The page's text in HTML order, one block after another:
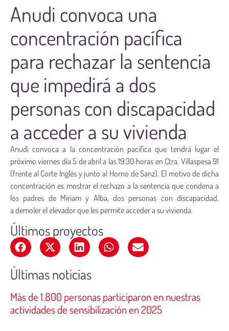
Anudi convoca una
concentración pacífica
para rechazar la sentencia
que impedirá a dos
personas con discapacidad
a acceder a su vivienda
Anudi convoca a la concentración pacifica que tendrá lugar el
próximo viernes día 5 de abril a las 19:30 horas en Ctra. Villaspesa 91
(frente al Corte Inglés y junto al Horno de Sanz). El motivo de dicha
concentración es mostrar el rechazo a la sentencia que condena a
los padres de Miriam y Alba, dos personas con discapacidad,
a demoler el elevador que les permite acceder a su vivienda.
Últimos proyectos
Últimas noticias
Más de 1.800 personas participaron en nuestras
actividades de sensibilización en 2025